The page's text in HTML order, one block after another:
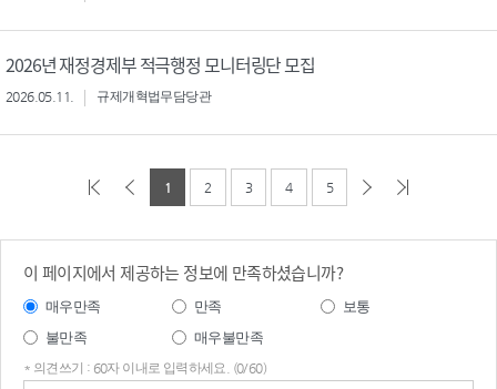
2026년 재정경제부 적극행정 모니터링단 모집
2026.05.11. 규제개혁법무담당관
1 2 3 4 5
이 페이지에서 제공하는 정보에 만족하셨습니까?
매우만족 만족
보통
불만족
매우불만족
* 의견쓰기 : 60자 이내로 입력하세요. (0/60)